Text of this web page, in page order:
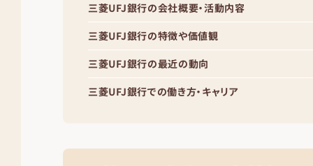
三菱UFJ銀行の会社概要・活動内容
三菱UFJ銀行の特徴や価値観
三菱UFJ銀行の最近の動向
三菱UFJ銀行での働き方・キャリア